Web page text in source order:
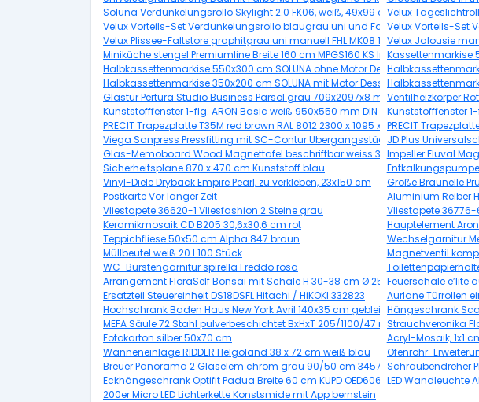
Soluna Verdunkelungsrollo Skylight 2.0 FK06, weiß, 49x99 cmVelux
Velux Vorteils-Set Verdunkelungsrollo blaugrau uni und Faltstore Plissee weiß
Velux Vorteils-Set
Velux Plissee-Faltstore graphitgrau uni manuell FHL MK08 1274SWLVelux Jalousie
Miniküche stengel Premiumline Breite 160 cm MPGS160 KS Induktion Becken
Kassettenmarkise
Halbkassettenmarkise 550x300 cm SOLUNA ohne Motor Dessin A131
Halbkassettenmarkise 350x200 cm SOLUNA mit Motor Dessin 7838
Glastür Pertura Studio Business Parsol grau 709x2097x8 mm DIN Links/Rechts
Ventilheizkörper
Kunststofffenster 1-flg. ARON Basic weiß 950x550 mm DIN LinksKunststofffenster
PRECIT Trapezplatte T35M red brown RAL 8012 2300 x 1095 x 0,63 mm
PRECIT
Viega Sanpress Pressfitting mit SC-Contur Übergangsstück 22mmx1/2" AG
JD Plus
Glas-Memoboard Wood Magnettafel beschriftbar weiss 30x30 cmImpeller Fluval
Sicherheitsplane 870 x 470 cm Kunststoff blau
Entkalkungspumpe
Vinyl-Diele Dryback Empire Pearl, zu verkleben, 23x150 cm
Große Braunelle
Postkarte Vor langer Zeit
Aluminium Reiber
Vliestapete 36620-1 Vliesfashion 2 Steine grau
Vliestapete
Keramikmosaik CD B205 30,6x30,6 cm rot
Hauptelement
Teppichfliese 50x50 cm Alpha 847 braun
Wechselgarnitur
Müllbeutel weiß 20 l 100 Stück
Magnetventil
WC-Bürstengarnitur spirella Freddo rosa
Arrangement FloraSelf Bonsai mit Schale H 30-38 cm Ø 25 cm TopfFeuerschale e’lite
Ersatzteil Steuereinheit DS18DSFL Hitachi / HiKOKI 332823
Aurlane Türrollen
Hochschrank Baden Haus New York Avril 140x35 cm gebleichte Eiche mit
Hängeschrank
MEFA Säule 72 Stahl pulverbeschichtet BxHxT 205/1100/47 mm Verkehrsweiß
Strauchveronika
Fotokarton silber 50x70 cm
Acryl-Mosaik, 1x1
Wanneneinlage RIDDER Helgoland 38 x 72 cm weiß blau
Ofenrohr-
Breuer Panorama 2 Glaselem chrom grau 90/50 cm 3457005003262
Schraubendreher
Eckhängeschrank Optifit Padua Breite 60 cm KUPD OED606-9+ Nachbildung
LED Wandleuchte
200er Micro LED Lichterkette Konstsmide mit App bernstein